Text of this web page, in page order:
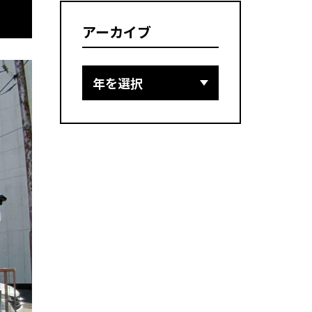
アーカイブ